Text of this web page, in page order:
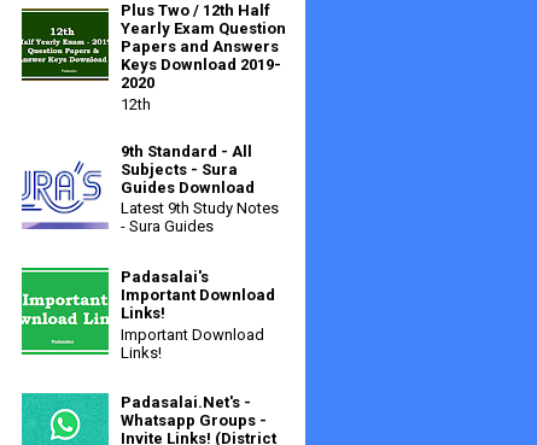
Plus Two / 12th Half
Yearly Exam Question
Papers and Answers
Keys Download 2019-
2020
12th
9th Standard - All
Subjects - Sura
Guides Download
Latest 9th Study Notes
- Sura Guides
Padasalai's
Important Download
Links!
Important Download
Links!
Padasalai.Net's -
Whatsapp Groups -
Invite Links! (District